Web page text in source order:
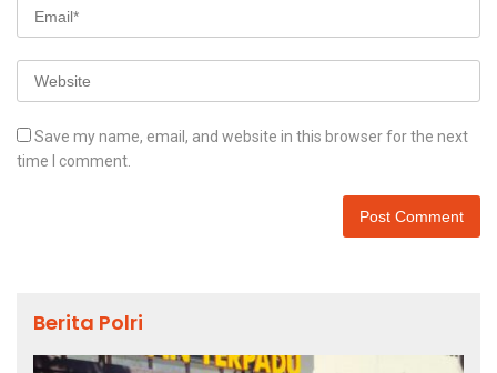
Save my name, email, and website in this browser for the next
time I comment.
Berita Polri